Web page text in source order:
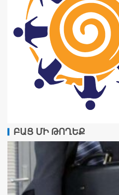
ԲԱՑ ՄԻ ԹՈՂԵՔ